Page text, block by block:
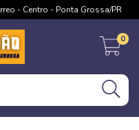
- Centro - Ponta Grossa/PR
0